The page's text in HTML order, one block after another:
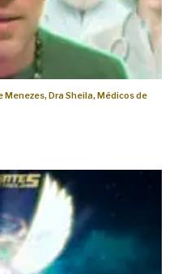
Menezes, Dra Sheila, Médicos de